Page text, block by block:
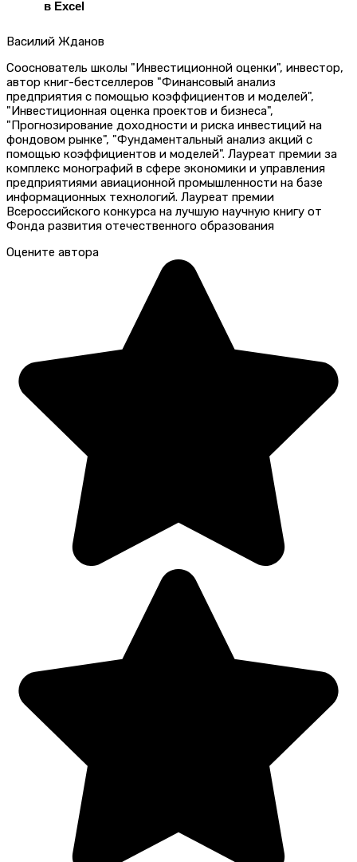
в Excel
Василий Жданов
Сооснователь школы "Инвестиционной оценки", инвестор,
автор книг-бестселлеров "Финансовый анализ
предприятия с помощью коэффициентов и моделей",
"Инвестиционная оценка проектов и бизнеса",
"Прогнозирование доходности и риска инвестиций на
фондовом рынке", "Фундаментальный анализ акций с
помощью коэффициентов и моделей". Лауреат премии за
комплекс монографий в сфере экономики и управления
предприятиями авиационной промышленности на базе
информационных технологий. Лауреат премии
Всероссийского конкурса на лучшую научную книгу от
Фонда развития отечественного образования
Оцените автора